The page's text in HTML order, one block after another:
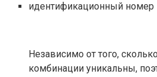
идентификационный номер
Независимо от того,
комбинации уникальны,